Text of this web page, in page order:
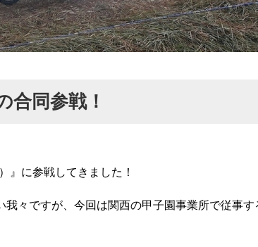
合同参戦！
』に参戦してきました！
々ですが、今回は関西の甲子園事業所で従事す